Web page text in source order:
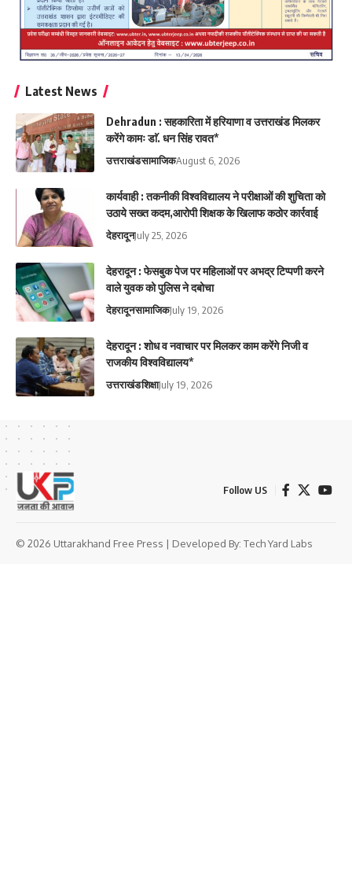
Latest News
Dehradun : सहकारिता में हरियाणा व उत्तराखंड मिलकर
करेंगे कामः डाॅ. धन सिंह रावत*
उत्तराखंडसामाजिकAugust 6, 2026
कार्यवाही : तकनीकी विश्वविद्यालय ने परीक्षाओं की शुचिता को
उठाये सख्त कदम,आरोपी शिक्षक के खिलाफ कठोर कार्रवाई
देहरादूनJuly 25, 2026
देहरादून : फेसबुक पेज पर महिलाओं पर अभद्र टिप्पणी करने
वाले युवक को पुलिस ने दबोचा
देहरादूनसामाजिकJuly 19, 2026
देहरादून : शोध व नवाचार पर मिलकर काम करेंगे निजी व
राजकीय विश्वविद्यालय*
उत्तराखंडशिक्षाJuly 19, 2026
Follow US
© 2026 Uttarakhand Free Press | Developed By: Tech Yard Labs